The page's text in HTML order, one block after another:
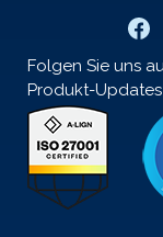
Folgen Sie uns
Produkt-